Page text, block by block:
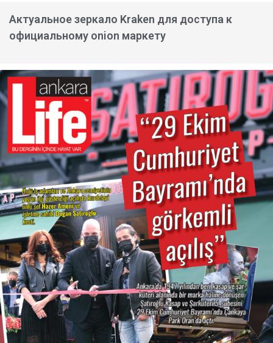
Актуальное зеркало Kraken для доступа к
официальному onion маркету